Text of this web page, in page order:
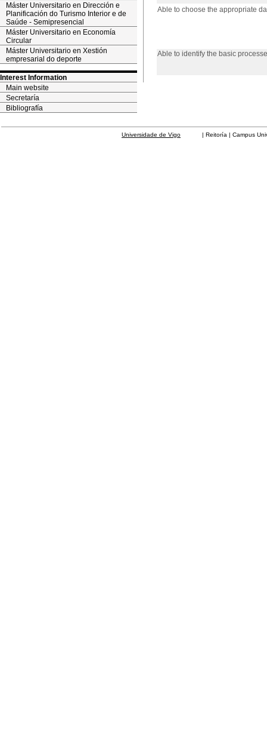
Máster Universitario en Dirección e
Planificación do Turismo Interior e de
Saúde - Semipresencial
Máster Universitario en Economía
Circular
Máster Universitario en Xestión
empresarial do deporte
Interest Information
Main website
Secretaría
Bibliografía
Able to choose the appropriate
Able to identify the basic
Universidade de Vigo | Reitoría | Campus